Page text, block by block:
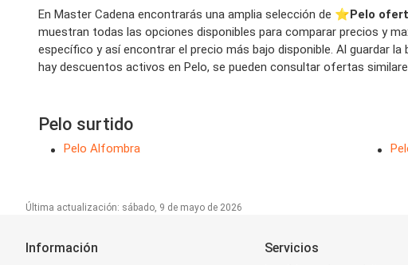
En Master Cadena encontrarás una amplia selección de ⭐️Pelo
muestran todas las opciones disponibles para comparar precios y
específico y así encontrar el precio más bajo disponible. Al guardar
hay descuentos activos en Pelo, se pueden consultar ofertas
Pelo surtido
Pelo Alfombra
Última actualización: sábado, 9 de mayo de 2026
Información Servicios